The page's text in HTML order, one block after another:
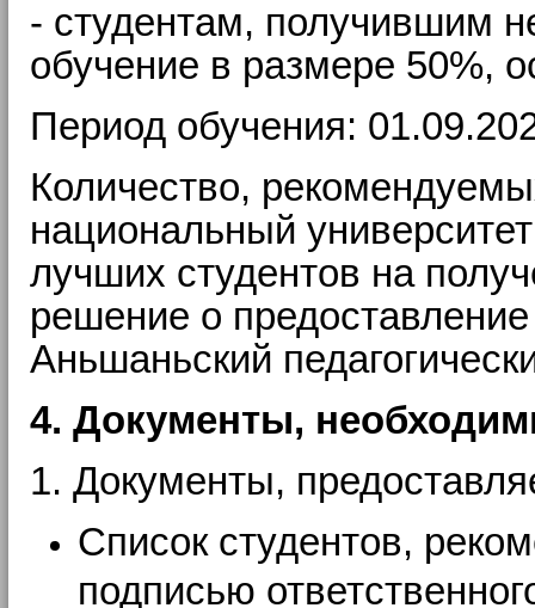
- студентам, получившим
обучение в размере 50%,
Период обучения:
Количество,
национальный
лучших студентов на
решение о
Аньшаньский
4. Документы,
1. Документы,
Список студентов,
подписью